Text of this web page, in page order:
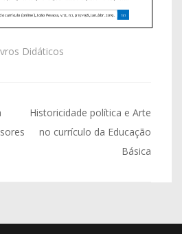
Didáticos
Historicidade política e Arte
no currículo da Educação
Básica